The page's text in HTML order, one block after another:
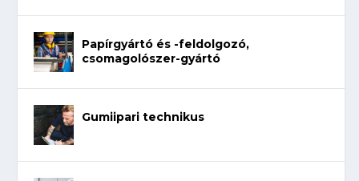
Papírgyártó és -feldolgozó,
csomagolószer-gyártó
Gumiipari technikus